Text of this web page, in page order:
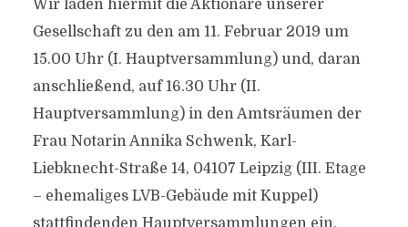
Wir laden hiermit die Aktionäre unserer
Gesellschaft zu den am 11. Februar 2019 um
15.00 Uhr (I. Hauptversammlung) und, daran
anschließend, auf 16.30 Uhr (II.
Hauptversammlung) in den Amtsräumen der
Frau Notarin Annika Schwenk, Karl-
Liebknecht-Straße 14, 04107 Leipzig (III. Etage
– ehemaliges LVB-Gebäude mit Kuppel)
stattfindenden Hauptversammlungen ein.